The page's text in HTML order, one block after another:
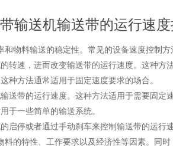
输送机输送带的运行速度
料输送的稳定性。常见的设备速度控制方
速，进而改变输送带的运行速度。这种方
方法通常适用于固定速度要求的场合。
输送带的运行速度。这种方法适用于需要固定
一些简单的输送系统。
停或者通过手动刹车来控制输送带的运行速
特性、工作要求以及经济性等因素。同